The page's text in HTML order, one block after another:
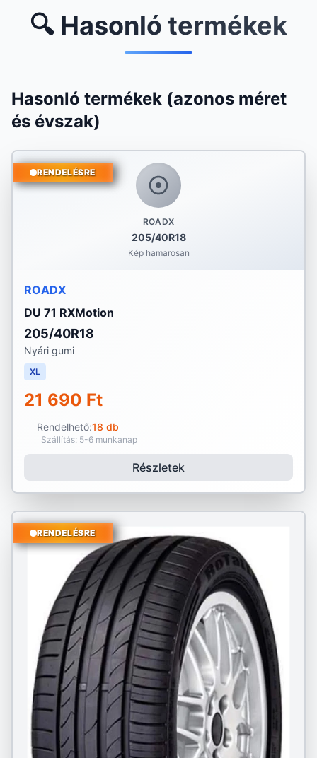
🔍 Hasonló termékek
Hasonló termékek (azonos méret
és évszak)
ROADX
205/40R18
Kép hamarosan
RENDELÉSRE
ROADX
DU 71 RXMotion
205/40R18
Nyári gumi
XL
21 690 Ft
Rendelhető:18 db
Szállítás: 5-6 munkanap
Részletek
RENDELÉSRE